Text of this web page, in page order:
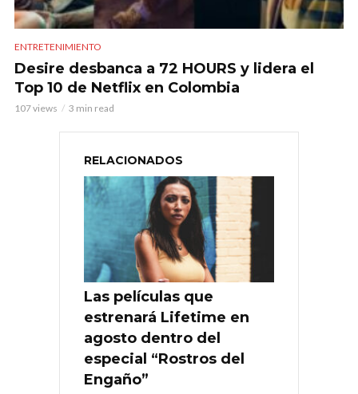
ENTRETENIMIENTO
Desire desbanca a 72 HOURS y lidera el
Top 10 de Netflix en Colombia
107 views 3 min read
RELACIONADOS
Las películas que
estrenará Lifetime en
agosto dentro del
especial “Rostros del
Engaño”